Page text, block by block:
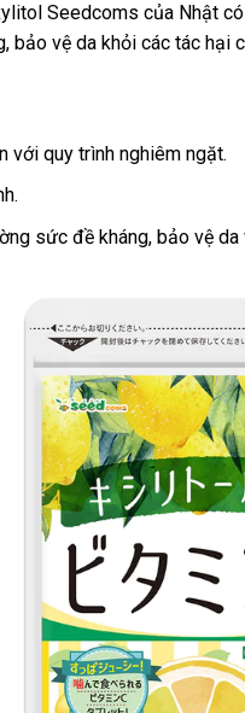
Seedcoms của Nhật
bảo vệ da khỏi các tác hại
với quy trình nghiêm ngặt.
sức đề kháng, bảo vệ da